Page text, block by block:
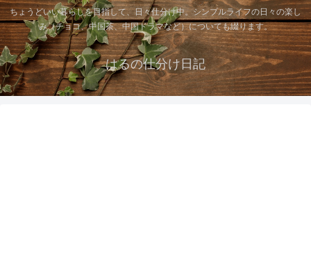
ちょうどいい暮らしを目指して、日々仕分け中。シンプルライフの日々の楽し
み（チョコ、中国茶、中国ドラマなど）についても綴ります。
はるの仕分け日記